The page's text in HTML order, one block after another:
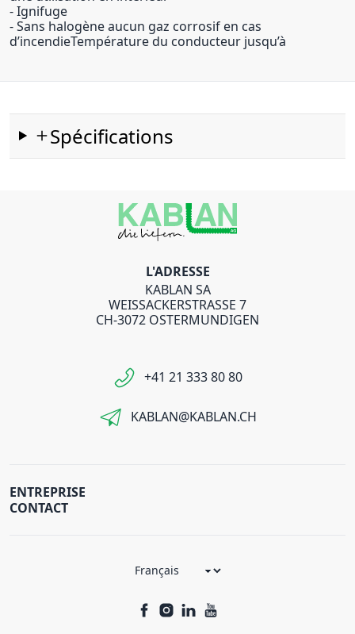
- Ignifuge
- Sans halogène aucun gaz corrosif en cas
d’incendieTempérature du conducteur jusqu’à
Spécifications
L'ADRESSE
KABLAN SA
WEISSACKERSTRASSE 7
CH-3072 OSTERMUNDIGEN
+41 21 333 80 80
KABLAN@KABLAN.CH
ENTREPRISE
CONTACT